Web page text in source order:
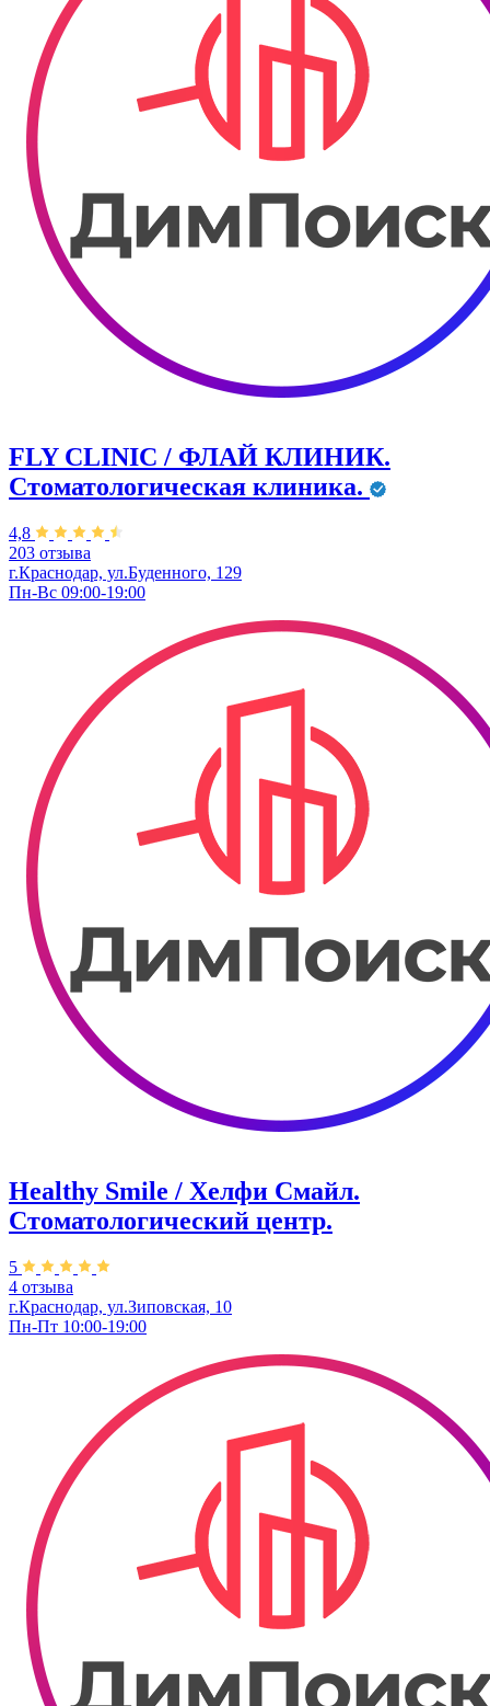
FLY CLINIC / ФЛАЙ КЛИНИК.
Стоматологическая клиника.
4,8
203 отзыва
г.Краснодар, ул.Буденного, 129
Пн-Вс 09:00-19:00
Healthy Smile / Хелфи Смайл.
Стоматологический центр.
5
4 отзыва
г.Краснодар, ул.Зиповская, 10
Пн-Пт 10:00-19:00